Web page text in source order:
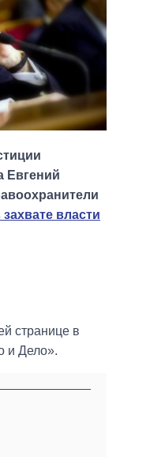
Евгений
власти
странице в
и Дело».